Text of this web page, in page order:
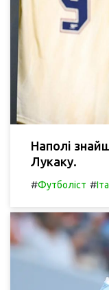
Наполі
Лукаку.
#Футболіст #